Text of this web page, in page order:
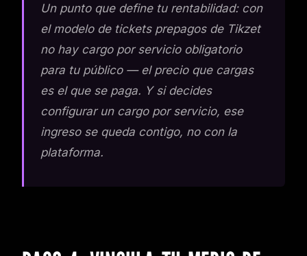
Un punto que define tu rentabilidad: con
el modelo de tickets prepagos de Tikzet
no hay cargo por servicio obligatorio
para tu público — el precio que cargas
es el que se paga. Y si decides
configurar un cargo por servicio, ese
ingreso se queda contigo, no con la
plataforma.